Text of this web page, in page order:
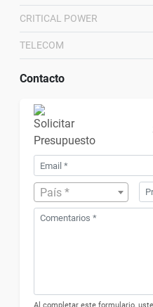
CRITICAL POWER
TELECOM
Contacto
País *